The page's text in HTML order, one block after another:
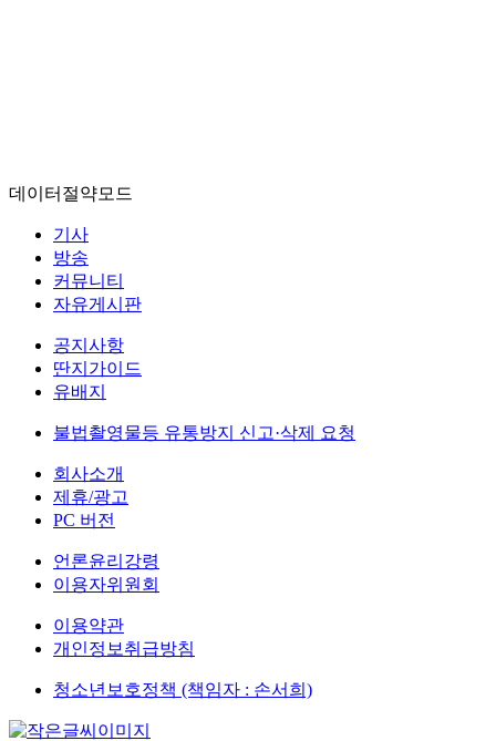
데이터절약모드
기사
방송
커뮤니티
자유게시판
공지사항
딴지가이드
유배지
불법촬영물등 유통방지 신고·삭제 요청
회사소개
제휴/광고
PC 버전
언론윤리강령
이용자위원회
이용약관
개인정보취급방침
청소년보호정책 (책임자 : 손서희)